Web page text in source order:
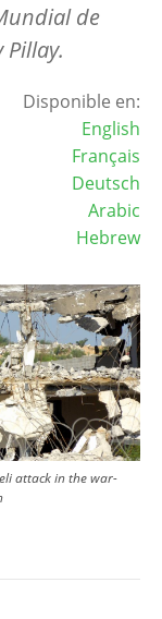
de
Pillay.
Disponible en:
English
Français
Deutsch
Arabic
Hebrew
attack in the war-